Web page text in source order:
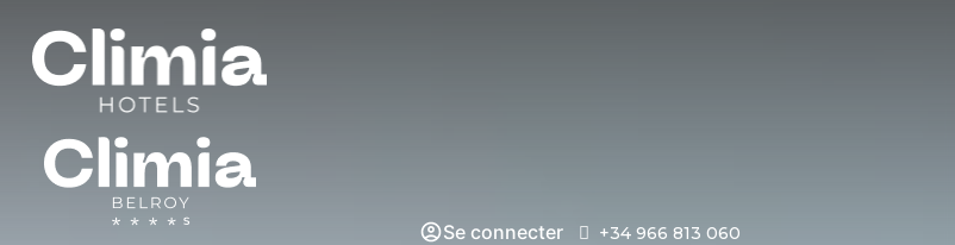
Se connecter +34 966 813 060